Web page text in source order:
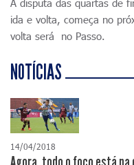
A disputa das quartas de
ida e volta, começa no
volta será no Passo.
NOTÍCIAS
14/04/2018